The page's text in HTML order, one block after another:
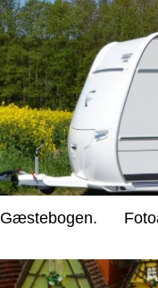
Gæstebogen.